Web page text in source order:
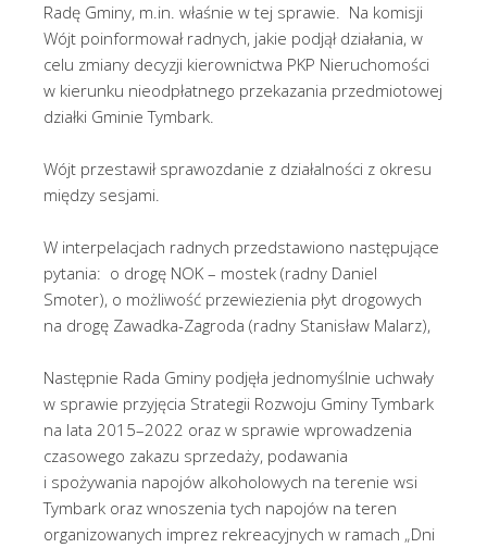
Radę Gminy, m.in. właśnie w tej sprawie. Na komisji
Wójt poinformował radnych, jakie podjął działania, w
celu zmiany decyzji kierownictwa PKP Nieruchomości
w kierunku nieodpłatnego przekazania przedmiotowej
działki Gminie Tymbark.
Wójt przestawił sprawozdanie z działalności z okresu
między sesjami.
W interpelacjach radnych przedstawiono następujące
pytania: o drogę NOK – mostek (radny Daniel
Smoter), o możliwość przewiezienia płyt drogowych
na drogę Zawadka-Zagroda (radny Stanisław Malarz),
Następnie Rada Gminy podjęła jednomyślnie uchwały
w sprawie przyjęcia Strategii Rozwoju Gminy Tymbark
na lata 2015–2022 oraz w sprawie wprowadzenia
czasowego zakazu sprzedaży, podawania
i spożywania napojów alkoholowych na terenie wsi
Tymbark oraz wnoszenia tych napojów na teren
organizowanych imprez rekreacyjnych w ramach „Dni